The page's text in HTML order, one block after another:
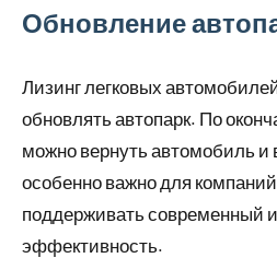
Обновление
Лизинг легковых
обновлять автопарк. По
можно вернуть автомобиль и
особенно важно для
поддерживать современный
эффективность.